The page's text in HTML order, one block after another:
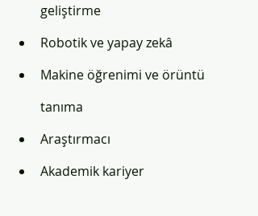
geliştirme
Robotik ve yapay zekâ
Makine öğrenimi ve örüntü
tanıma
Araştırmacı
Akademik kariyer